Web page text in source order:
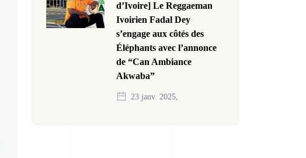
d’Ivoire] Le Reggaeman
Ivoirien Fadal Dey
s’engage aux côtés des
Éléphants avec l’annonce
de “Can Ambiance
Akwaba”
23 janv. 2025,